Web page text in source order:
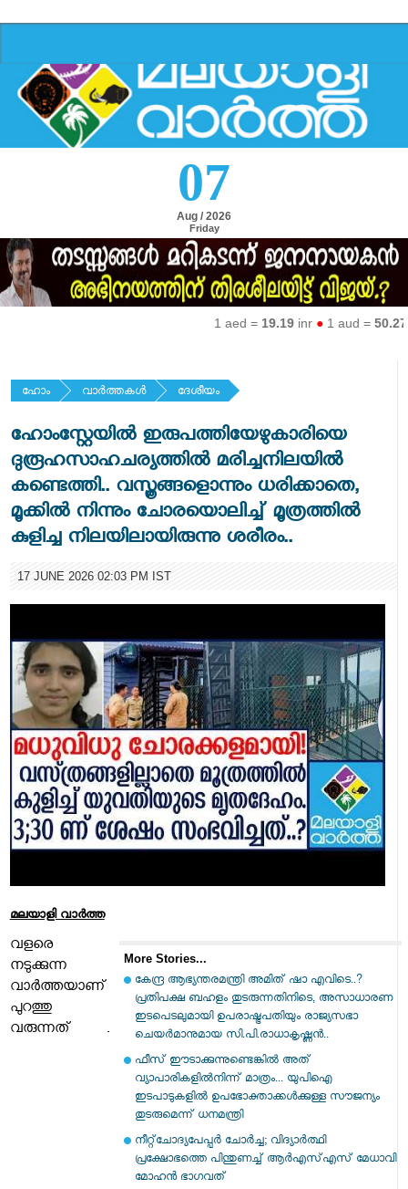
07
Aug / 2026
Friday
1 aed =19.19inr●1 aud =50.27inr
ഹോം വാര്‍ത്തകള്‍ ദേശീയം
ഹോംസ്റ്റേയില്‍ ഇരുപത്തിയേഴുകാരിയെ
ദുരൂഹസാഹചര്യത്തില്‍ മരിച്ചനിലയില്‍
കണ്ടെത്തി.. വസ്ത്രങ്ങളൊന്നും ധരിക്കാതെ,
മൂക്കില്‍ നിന്നും ചോരയൊലിച്ച് മൂത്രത്തില്‍
കുളിച്ച നിലയിലായിരുന്നു ശരീരം..
17 JUNE 2026 02:03 PM IST
മലയാളി വാര്‍ത്ത
More Stories...
കേന്ദ്ര ആഭ്യന്തരമന്ത്രി അമിത് ഷാ എവിടെ..?
പ്രതിപക്ഷ ബഹളം തുടരുന്നതിനിടെ, അസാധാരണ
ഇടപെടലുമായി ഉപരാഷ്ട്രപതിയും രാജ്യസഭാ
ചെയർമാനുമായ സി.പി.രാധാകൃഷ്ണൻ..
ഫീസ് ഈടാക്കുന്നുണ്ടെങ്കിൽ അത്
വ്യാപാരികളിൽനിന്ന് മാത്രം... യുപിഐ
ഇടപാടുകളിൽ ഉപഭോക്താക്കൾക്കുള്ള സൗജന്യം
തുടരുമെന്ന് ധനമന്ത്രി
നീറ്റ്‌ചോദ്യപേപ്പര്‍ ചോര്‍ച്ച; വിദ്യാര്‍ത്ഥി
പ്രക്ഷോഭത്തെ പിന്തുണച്ച് ആര്‍എസ്എസ് മേധാവി
മോഹന്‍ ഭാഗവത്
വളരെ
നടുക്കുന്ന
വാർത്തയാണ്
പുറത്തു
വരുന്നത് .